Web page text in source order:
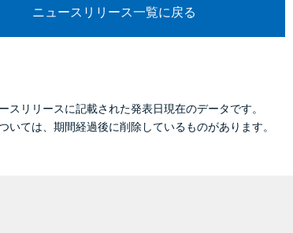
ニュースリリース一覧に戻る
リリースに記載された発表日現在のデータです。
ては、期間経過後に削除しているものがあります。